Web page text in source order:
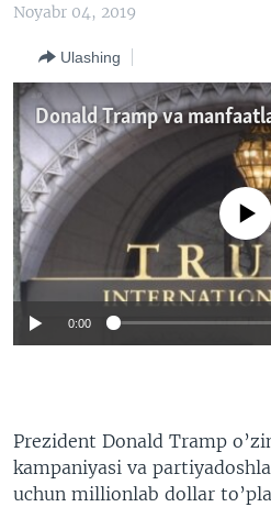
AMERIKA MANZARALARI
XALQARO HAYOT
VASHINGTON CHOYXONASI
MOBIL-SALOM!
VIDEO
XABARLAR SURATLARDA
IJTIMOIY TARMOQLAR
FACEBOOK
YOUTUBE
INSTAGRAM
ODNOKLASSNIKI
TELEGRAM
SOUNDCLOUD
INGLIZ TILI DARSLARI
EDITORIAL
Learning English
VOA
Noyabr 04, 2019
Ulashing
Donald Tramp va
No media source
0:00
Prezident Donald Tramp
kampaniyasi va
uchun millionlab dollar